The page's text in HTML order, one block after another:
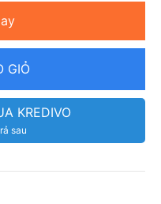
GIỎ
KREDIVO
sau